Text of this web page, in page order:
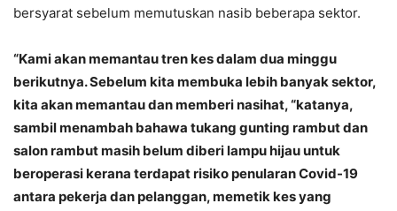
bersyarat sebelum memutuskan nasib beberapa sektor.
“Kami akan memantau tren kes dalam dua minggu
berikutnya. Sebelum kita membuka lebih banyak sektor,
kita akan memantau dan memberi nasihat, “katanya,
sambil menambah bahawa tukang gunting rambut dan
salon rambut masih belum diberi lampu hijau untuk
beroperasi kerana terdapat risiko penularan Covid-19
antara pekerja dan pelanggan, memetik kes yang